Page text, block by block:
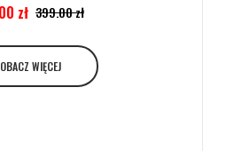
zł 399.00 zł
WIĘCEJ